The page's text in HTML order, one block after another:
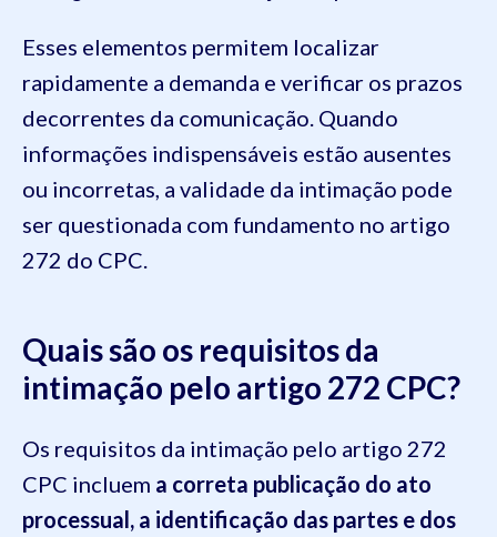
Esses elementos permitem localizar
rapidamente a demanda e verificar os prazos
decorrentes da comunicação. Quando
informações indispensáveis estão ausentes
ou incorretas, a validade da intimação pode
ser questionada com fundamento no artigo
272 do CPC.
Quais são os requisitos da
intimação pelo artigo 272 CPC?
Os requisitos da intimação pelo artigo 272
CPC incluem a correta publicação do ato
processual, a identificação das partes e dos